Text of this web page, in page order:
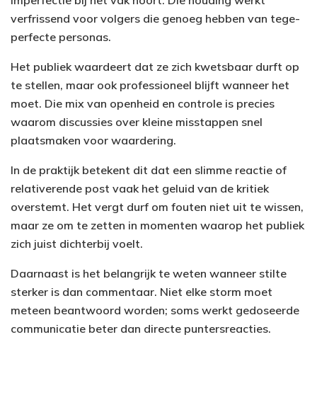
verfrissend voor volgers die genoeg hebben van tege-
perfecte personas.
Het publiek waardeert dat ze zich kwetsbaar durft op
te stellen, maar ook professioneel blijft wanneer het
moet. Die mix van openheid en controle is precies
waarom discussies over kleine misstappen snel
plaatsmaken voor waardering.
In de praktijk betekent dit dat een slimme reactie of
relativerende post vaak het geluid van de kritiek
overstemt. Het vergt durf om fouten niet uit te wissen,
maar ze om te zetten in momenten waarop het publiek
zich juist dichterbij voelt.
Daarnaast is het belangrijk te weten wanneer stilte
sterker is dan commentaar. Niet elke storm moet
meteen beantwoord worden; soms werkt gedoseerde
communicatie beter dan directe puntersreacties.